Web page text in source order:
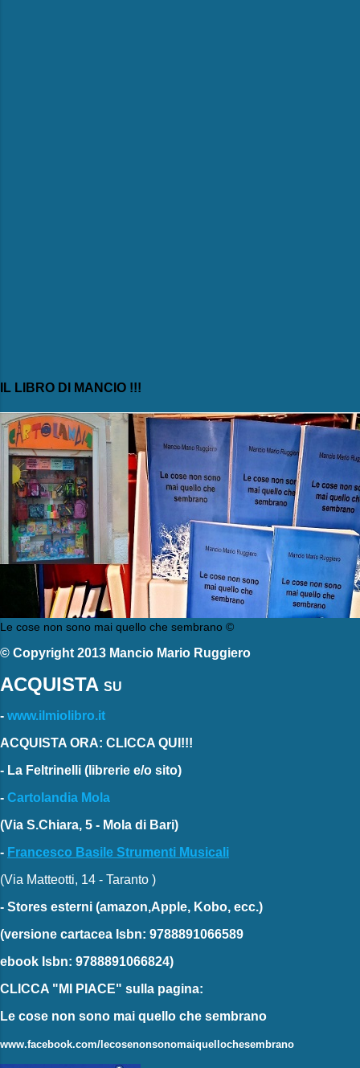
IL LIBRO DI MANCIO !!!
Le cose non sono mai quello che sembrano ©
© Copyright 2013 Mancio Mario Ruggiero
ACQUISTA SU
- www.ilmiolibro.it
ACQUISTA ORA: CLICCA QUI!!!
- La Feltrinelli (librerie e/o sito)
- Cartolandia Mola
(Via S.Chiara, 5 - Mola di Bari)
- Francesco Basile Strumenti Musicali
(Via Matteotti, 14 - Taranto )
- Stores esterni (amazon,Apple, Kobo, ecc.)
(versione cartacea Isbn: 9788891066589
ebook Isbn: 9788891066824)
CLICCA "MI PIACE" sulla pagina:
Le cose non sono mai quello che sembrano
www.facebook.com/lecosenonsonomaiquellochesembrano